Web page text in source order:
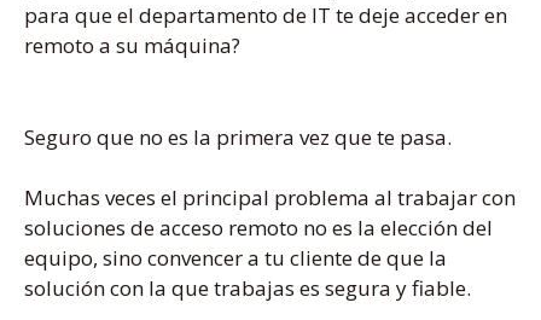
para que el departamento de IT te deje acceder en
remoto a su máquina?
Seguro que no es la primera vez que te pasa.
Muchas veces el principal problema al trabajar con
soluciones de acceso remoto no es la elección del
equipo, sino convencer a tu cliente de que la
solución con la que trabajas es segura y fiable.